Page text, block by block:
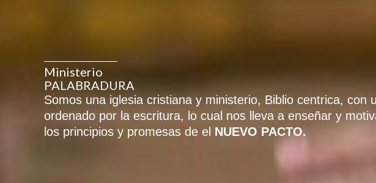
Ministerio
PALABRADURA
Somos una iglesia cristiana y ministerio, Biblio centrica,
ordenado por la escritura, lo cual nos lleva a enseñar y
los principios y promesas de el NUEVO PACTO.